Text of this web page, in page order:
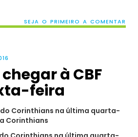
SEJA O PRIMEIRO A COMENTAR
à CBF
feira